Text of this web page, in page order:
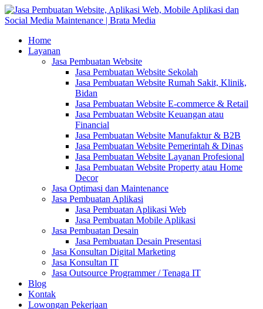
Home
Layanan
Jasa Pembuatan Website
Jasa Pembuatan Website Sekolah
Jasa Pembuatan Website Rumah Sakit, Klinik,
Bidan
Jasa Pembuatan Website E-commerce & Retail
Jasa Pembuatan Website Keuangan atau
Financial
Jasa Pembuatan Website Manufaktur & B2B
Jasa Pembuatan Website Pemerintah & Dinas
Jasa Pembuatan Website Layanan Profesional
Jasa Pembuatan Website Property atau Home
Decor
Jasa Optimasi dan Maintenance
Jasa Pembuatan Aplikasi
Jasa Pembuatan Aplikasi Web
Jasa Pembuatan Mobile Aplikasi
Jasa Pembuatan Desain
Jasa Pembuatan Desain Presentasi
Jasa Konsultan Digital Marketing
Jasa Konsultan IT
Jasa Outsource Programmer / Tenaga IT
Blog
Kontak
Lowongan Pekerjaan